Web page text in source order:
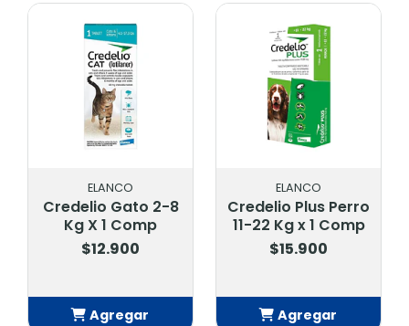
ELANCO
Credelio Gato 2-8
Kg X 1 Comp
$12.900
Agregar
ELANCO
Credelio Plus Perro
11-22 Kg x 1 Comp
$15.900
Agregar